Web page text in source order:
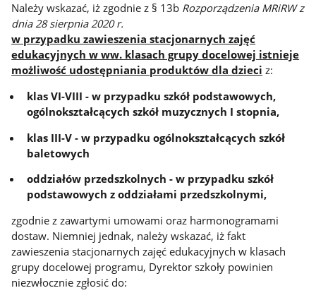
Należy wskazać, iż zgodnie z § 13b Rozporządzenia MRiRW z
dnia 28 sierpnia 2020 r.
w przypadku zawieszenia stacjonarnych zajęć
edukacyjnych w ww. klasach grupy docelowej istnieje
możliwość udostępniania produktów dla dzieci z:
klas VI-VIII - w przypadku szkół podstawowych,
ogólnokształcących szkół muzycznych I stopnia,
klas III-V - w przypadku ogólnokształcących szkół
baletowych
oddziałów przedszkolnych - w przypadku szkół
podstawowych z oddziałami przedszkolnymi,
zgodnie z zawartymi umowami oraz harmonogramami
dostaw. Niemniej jednak, należy wskazać, iż fakt
zawieszenia stacjonarnych zajęć edukacyjnych w klasach
grupy docelowej programu, Dyrektor szkoły powinien
niezwłocznie zgłosić do: